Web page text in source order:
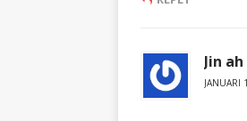
Jin ah
JANUARI